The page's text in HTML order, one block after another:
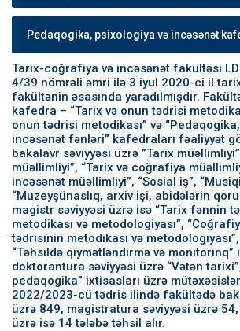
Pedaqogika, psixologiya və incəsənət
Tarix-coğrafiya və incəsənət fakültəsi
4/39 nömrəli əmri ilə 3 iyul 2020-ci il
fakültənin əsasında yaradılmışdır.
kafedra – “Tarix və onun tədrisi
onun tədrisi metodikası” və
incəsənət fənləri” kafedraları fəaliyyət
bakalavr səviyyəsi üzrə ”Tarix
müəllimliyi”, “Tarix və coğrafiya
incəsənət müəllimliyi”, “Sosial iş”,
“Muzeyşünaslıq, arxiv işi, abidələrin
magistr səviyyəsi üzrə isə “Tarix fənnin
metodikası və metodologiyası”,
tədrisinin metodikası və
“Təhsildə qiymətləndirmə və monitorinq”
doktorantura səviyyəsi üzrə “Vətən
pedaqogika” ixtisasları üzrə mütəxəsislər
2022/2023-cü tədris ilində fakültədə
üzrə 849, magistratura səviyyəsi üzrə
üzrə isə 14 tələbə təhsil alır.